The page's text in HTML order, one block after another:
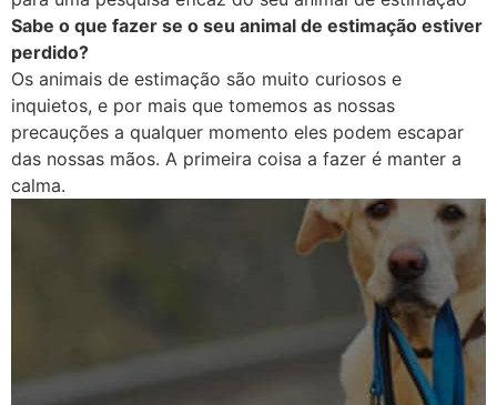
Sabe o que fazer se o seu animal de estimação estiver
perdido?
Os animais de estimação são muito curiosos e
inquietos, e por mais que tomemos as nossas
precauções a qualquer momento eles podem escapar
das nossas mãos. A primeira coisa a fazer é manter a
calma.